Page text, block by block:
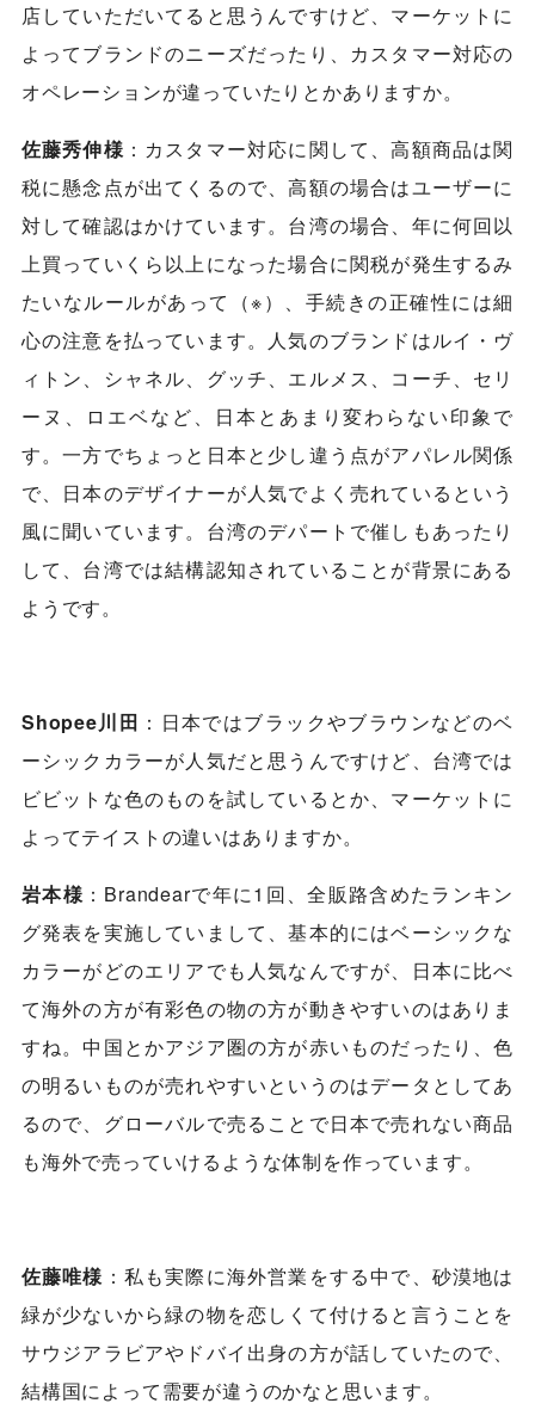
店していただいてると思うんですけど、マーケットに
よってブランドのニーズだったり、カスタマー対応の
オペレーションが違っていたりとかありますか。
佐藤秀伸様：カスタマー対応に関して、高額商品は関
税に懸念点が出てくるので、高額の場合はユーザーに
対して確認はかけています。台湾の場合、年に何回以
上買っていくら以上になった場合に関税が発生するみ
たいなルールがあって（※）、手続きの正確性には細
心の注意を払っています。人気のブランドはルイ・ヴ
ィトン、シャネル、グッチ、エルメス、コーチ、セリ
ーヌ、ロエベなど、日本とあまり変わらない印象で
す。一方でちょっと日本と少し違う点がアパレル関係
で、日本のデザイナーが人気でよく売れているという
風に聞いています。台湾のデパートで催しもあったり
して、台湾では結構認知されていることが背景にある
ようです。
Shopee川田 ：日本ではブラックやブラウンなどのベ
ーシックカラーが人気だと思うんですけど、台湾では
ビビットな色のものを試しているとか、マーケットに
よってテイストの違いはありますか。
岩本様：Brandearで年に1回、全販路含めたランキン
グ発表を実施していまして、基本的にはベーシックな
カラーがどのエリアでも人気なんですが、日本に比べ
て海外の方が有彩色の物の方が動きやすいのはありま
すね。中国とかアジア圏の方が赤いものだったり、色
の明るいものが売れやすいというのはデータとしてあ
るので、グローバルで売ることで日本で売れない商品
も海外で売っていけるような体制を作っています。
佐藤唯様 ：私も実際に海外営業をする中で、砂漠地は
緑が少ないから緑の物を恋しくて付けると言うことを
サウジアラビアやドバイ出身の方が話していたので、
結構国によって需要が違うのかなと思います。